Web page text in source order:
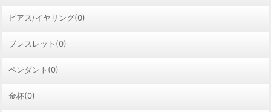
ピアス/イヤリング(0)
ブレスレット(0)
ペンダント(0)
金杯(0)